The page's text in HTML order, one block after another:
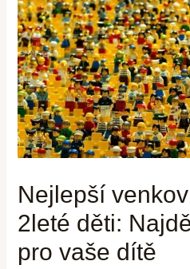
Nejlepší
2leté děti:
pro vaše dítě